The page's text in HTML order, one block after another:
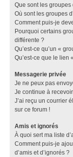
Que sont les groupes
Où sont les groupes
Comment puis-je
Pourquoi certains
différente ?
Qu’est-ce qu’un «
Qu’est-ce que le lien
Messagerie privée
Je ne peux pas
Je continue à
J’ai reçu un courrier
sur ce forum !
Amis et ignorés
À quoi sert ma liste
Comment puis-je
d’amis et d’ignorés ?